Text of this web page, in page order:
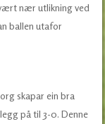
nær utlikning ved
ballen utafor
skapar ein bra
på til 3-0. Denne